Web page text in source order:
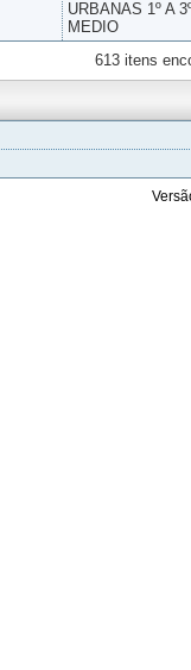
URBANAS 1º A
MEDIO
613 itens